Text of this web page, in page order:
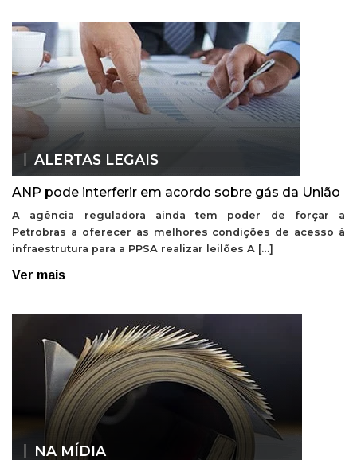
ALERTAS LEGAIS
ANP pode interferir em acordo sobre gás da União
A agência reguladora ainda tem poder de forçar a
Petrobras a oferecer as melhores condições de acesso à
infraestrutura para a PPSA realizar leilões A […]
Ver mais
NA MÍDIA